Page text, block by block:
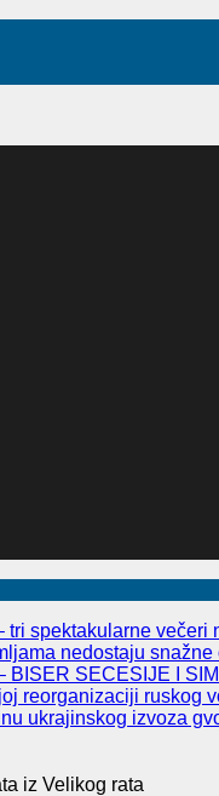
tri spektakularne večeri
nedostaju
BISER SECESIJE I
reorganizaciji ruskog
ukrajinskog izvoza
iz Velikog rata